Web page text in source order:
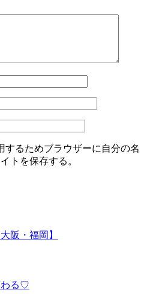
するためブラウザーに自分の名
トを保存する。
阪・福岡】
わる♡